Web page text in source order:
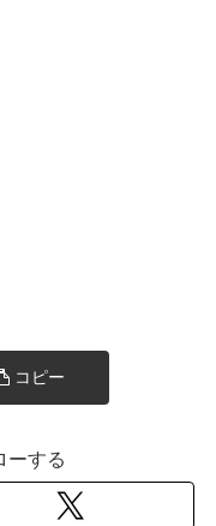
コピー
ーする